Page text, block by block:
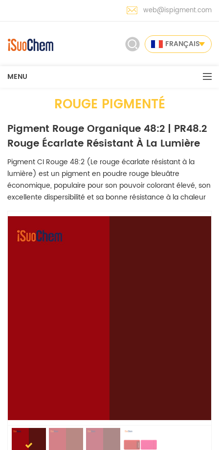
web@ispigment.com
FRANÇAIS
MENU
ROUGE PIGMENTÉ
Pigment Rouge Organique 48:2 | PR48.2
Rouge Écarlate Résistant À La Lumière
Pigment CI Rouge 48:2 (Le rouge écarlate résistant à la
lumière) est un pigment en poudre rouge bleuâtre
économique, populaire pour son pouvoir colorant élevé, son
excellente dispersibilité et sa bonne résistance à la chaleur